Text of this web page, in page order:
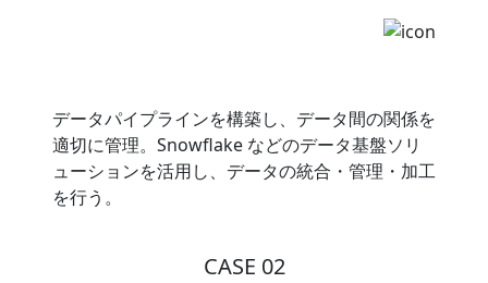
データパイプラインを構築し、データ間の関係を
適切に管理。Snowflake などのデータ基盤ソリ
ューションを活用し、データの統合・管理・加工
を行う。
CASE 02